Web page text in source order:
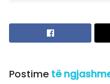
Postime të